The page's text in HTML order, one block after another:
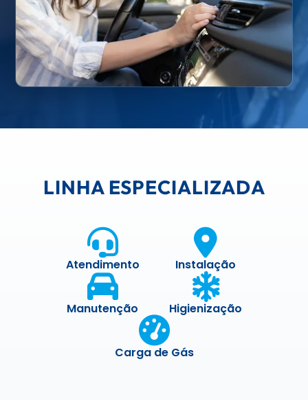
LINHA ESPECIALIZADA
Atendimento Instalação
Manutenção Higienização
Carga de Gás